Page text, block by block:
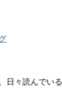
日々読んでいる